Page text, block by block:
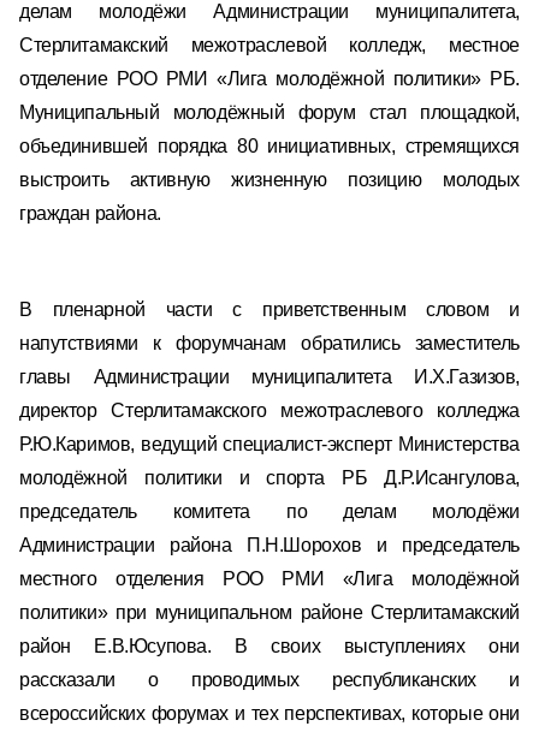
делам молодёжи Администрации муниципалитета,
Стерлитамакский межотраслевой колледж, местное
отделение РОО РМИ «Лига молодёжной политики» РБ.
Муниципальный молодёжный форум стал площадкой,
объединившей порядка 80 инициативных, стремящихся
выстроить активную жизненную позицию молодых
граждан района.
В пленарной части с приветственным словом и
напутствиями к форумчанам обратились заместитель
главы Администрации муниципалитета И.Х.Газизов,
директор Стерлитамакского межотраслевого колледжа
Р.Ю.Каримов, ведущий специалист-эксперт Министерства
молодёжной политики и спорта РБ Д.Р.Исангулова,
председатель комитета по делам молодёжи
Администрации района П.Н.Шорохов и председатель
местного отделения РОО РМИ «Лига молодёжной
политики» при муниципальном районе Стерлитамакский
район Е.В.Юсупова. В своих выступлениях они
рассказали о проводимых республиканских и
всероссийских форумах и тех перспективах, которые они